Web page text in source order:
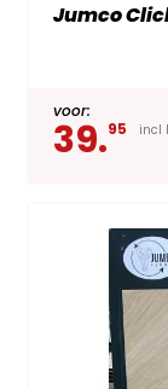
Jumco
voor:
39.95 incl